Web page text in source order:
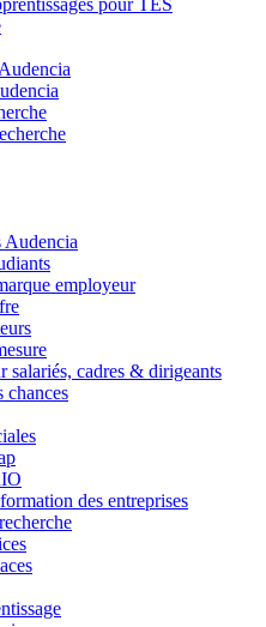
pour TES
Audencia
employeur
salariés, cadres & dirigeants
chances
des entreprises